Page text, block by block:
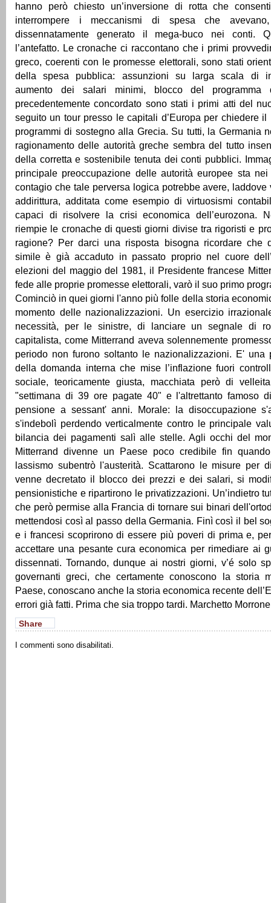
hanno però chiesto un’inversione di rotta che
interrompere i meccanismi di spesa che
dissennatamente generato il mega-buco nei conti.
l’antefatto. Le cronache ci raccontano che i primi
greco, coerenti con le promesse elettorali, sono stati
della spesa pubblica: assunzioni su larga scala di
aumento dei salari minimi, blocco del programma
precedentemente concordato sono stati i primi atti del
seguito un tour presso le capitali d’Europa per chiedere il
programmi di sostegno alla Grecia. Su tutti, la Germania
ragionamento delle autorità greche sembra del tutto
della corretta e sostenibile tenuta dei conti pubblici.
principale preoccupazione delle autorità europee sta
contagio che tale perversa logica potrebbe avere, laddove
addirittura, additata come esempio di virtuosismi
capaci di risolvere la crisi economica dell’eurozona.
riempie le cronache di questi giorni divise tra rigoristi e
ragione? Per darci una risposta bisogna ricordare che
simile è già accaduto in passato proprio nel cuore
elezioni del maggio del 1981, il Presidente francese
fede alle proprie promesse elettorali, varò il suo primo
Cominciò in quei giorni l'anno più folle della storia
momento delle nazionalizzazioni. Un esercizio
necessità, per le sinistre, di lanciare un segnale di
capitalista, come Mitterrand aveva solennemente
periodo non furono soltanto le nazionalizzazioni. E' una
della domanda interna che mise l’inflazione fuori
sociale, teoricamente giusta, macchiata però di
"settimana di 39 ore pagate 40" e l'altrettanto famoso
pensione a sessant' anni. Morale: la disoccupazione
s'indebolì perdendo verticalmente contro le principale
bilancia dei pagamenti salì alle stelle. Agli occhi del
Mitterrand divenne un Paese poco credibile fin
lassismo subentrò l'austerità. Scattarono le misure per
venne decretato il blocco dei prezzi e dei salari, si
pensionistiche e ripartirono le privatizzazioni. Un’indietro
che però permise alla Francia di tornare sui binari
mettendosi così al passo della Germania. Finì così il bel
e i francesi scoprirono di essere più poveri di prima e,
accettare una pesante cura economica per rimediare ai
dissennati. Tornando, dunque ai nostri giorni, v’é solo
governanti greci, che certamente conoscono la storia
Paese, conoscano anche la storia economica recente
errori già fatti. Prima che sia troppo tardi. Marchetto
Share
I commenti sono disabilitati.